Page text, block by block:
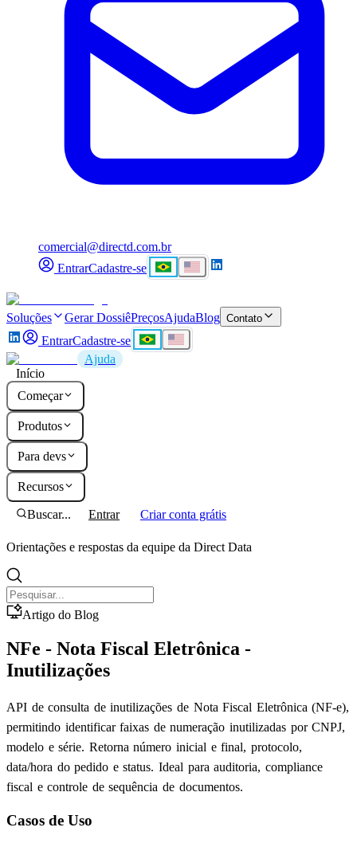
comercial@directd.com.br
EntrarCadastre-se
Soluções Gerar DossiêPreçosAjudaBlog Contato
EntrarCadastre-se
Ajuda
Início
Começar
Produtos
Para devs
Recursos
Buscar... Entrar Criar conta grátis
Orientações e respostas da equipe da Direct Data
Artigo do Blog
NFe - Nota Fiscal Eletrônica -
Inutilizações
API de consulta de inutilizações de Nota Fiscal Eletrônica (NF-e),
permitindo identificar faixas de numeração inutilizadas por CNPJ,
modelo e série. Retorna número inicial e final, protocolo,
data/hora do pedido e status. Ideal para auditoria, compliance
fiscal e controle de sequência de documentos.
Casos de Uso